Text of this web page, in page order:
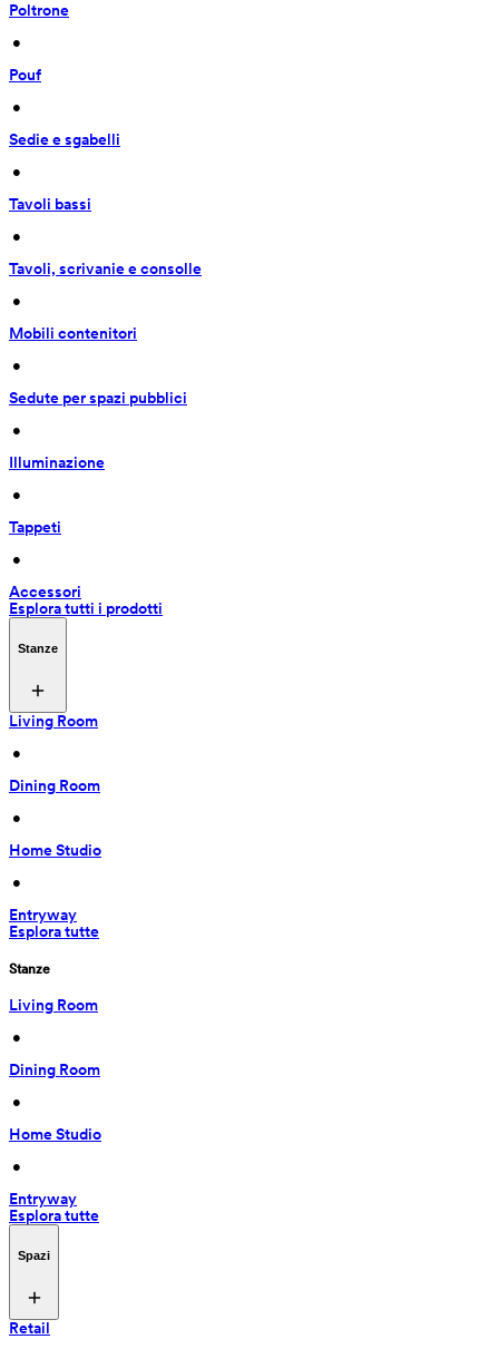
Poltrone
•
Pouf
•
Sedie e sgabelli
•
Tavoli bassi
•
Tavoli, scrivanie e consolle
•
Mobili contenitori
•
Sedute per spazi pubblici
•
Illuminazione
•
Tappeti
•
Accessori
Esplora tutti i prodotti
Stanze
Living Room
•
Dining Room
•
Home Studio
•
Entryway
Esplora tutte
Stanze
Living Room
•
Dining Room
•
Home Studio
•
Entryway
Esplora tutte
Spazi
Retail